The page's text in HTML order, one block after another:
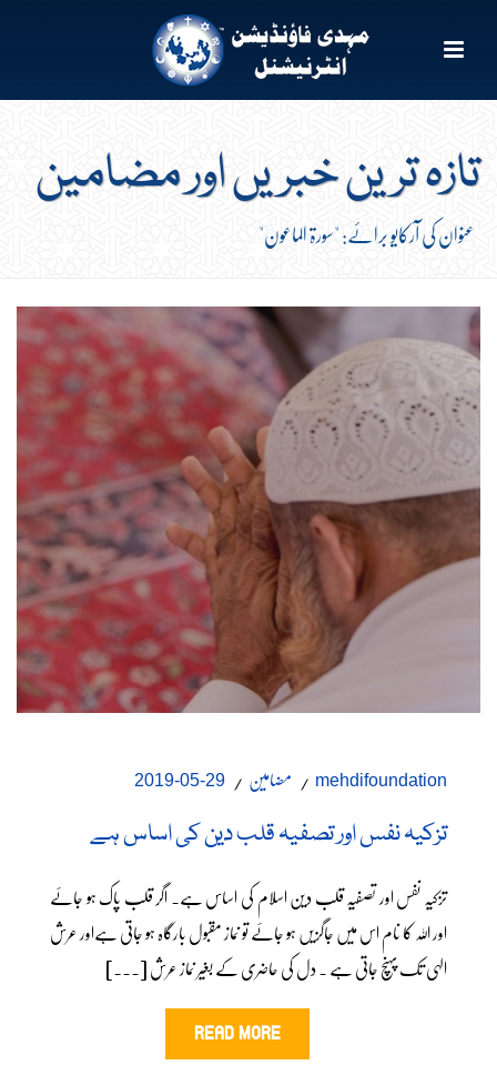
تازہ ترین خبریں اور مضامین
عنوان کی آرکایو برائے: "سورۃ الماعون"
mehdifoundation مضامین 29-05-2019
تزکیہ نفس اور تصفیہ قلب دین کی اساس ہے
تزکیہ نفس اور تصفیہ قلب دین اسلام کی اساس ہے۔ اگر قلب پاک ہو جائے
اور اللہ کا نام اس میں جاگزیں ہو جائے تو نماز مقبول بارگاہ ہو جاتی ہےاور عرش
الہی تک پہنچ جاتی ہے ۔ دل کی حاضری کے بغیر نماز عرش [...]
READ MORE